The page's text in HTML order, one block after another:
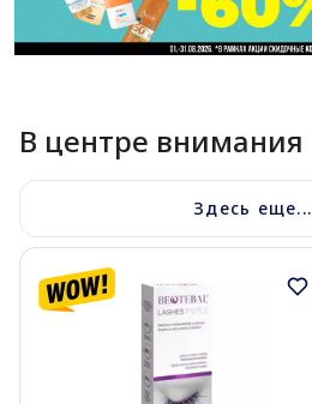
В центре внимания
Здесь еще...